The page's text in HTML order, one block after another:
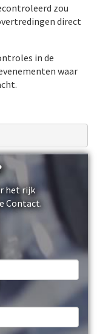
zou
direct
in de
waar
het rijk
Contact.